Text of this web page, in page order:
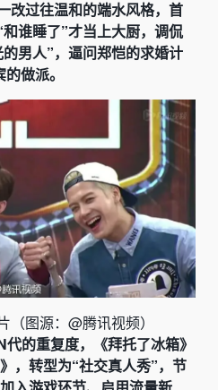
改过往温和的端水风格，首
谁睡了”才当上大厨，调侃
男人”，逼问郑恺的求婚计
做派。
（图源：@腾讯视频）
的重复度，《拜托了冰箱》
，转型为“社交真人秀”，节